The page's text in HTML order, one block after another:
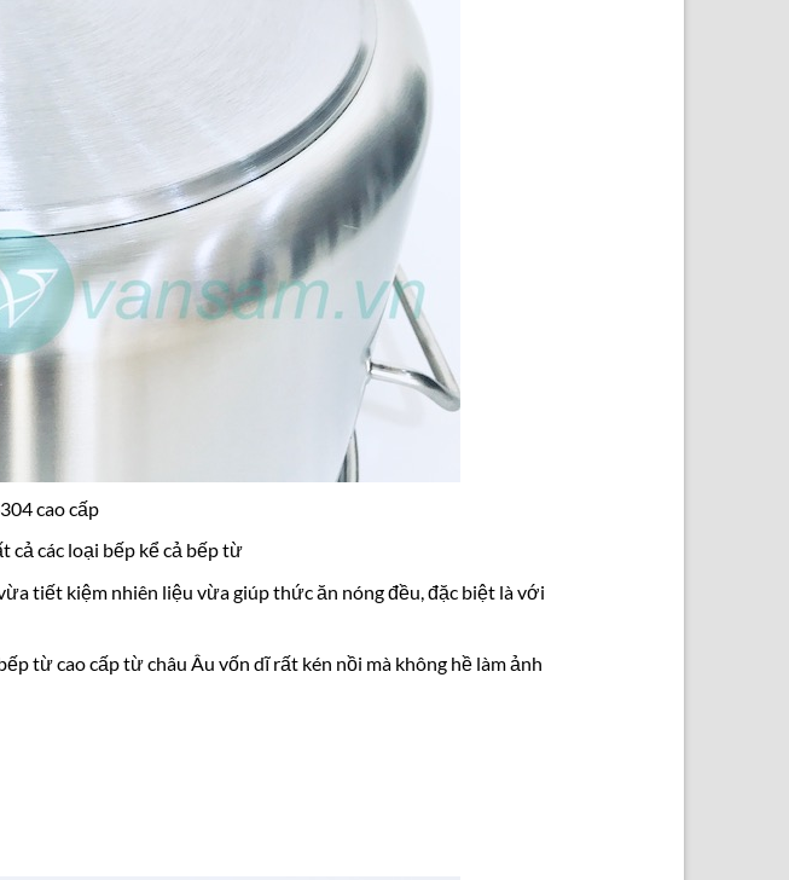
cao cấp
cả các loại bếp kể cả bếp từ
tiết kiệm nhiên liệu vừa giúp thức ăn nóng đều, đặc biệt là với
từ cao cấp từ châu Âu vốn dĩ rất kén nồi mà không hề làm ảnh